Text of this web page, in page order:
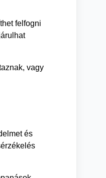
felfogni
vagy
és